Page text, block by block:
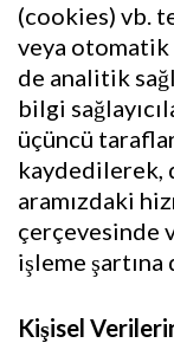
(cookies) vb.
veya otomatik
de analitik
bilgi
üçüncü
kaydedilerek,
aramızdaki
çerçevesinde
işleme
Kişisel